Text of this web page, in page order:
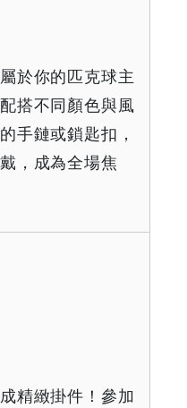
於你的匹克球主
搭不同顏色與風
手鏈或鎖匙扣，
，成為全場焦
精緻掛件！參加